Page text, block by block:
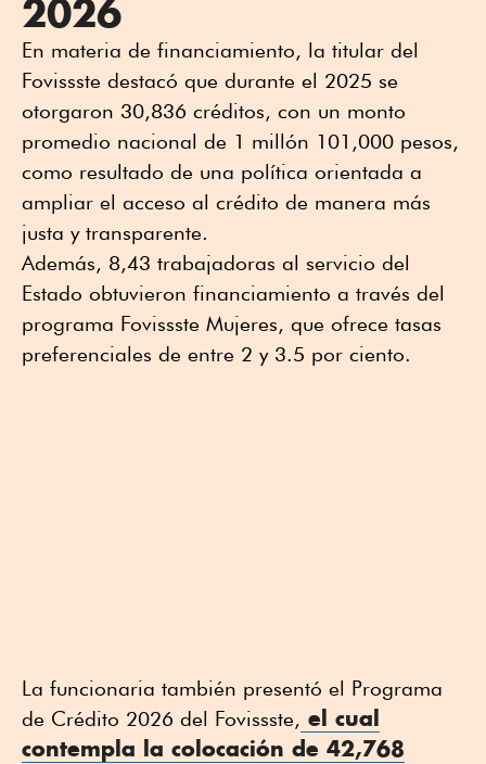
2026
En materia de financiamiento, la titular del
Fovissste destacó que durante el 2025 se
otorgaron 30,836 créditos, con un monto
promedio nacional de 1 millón 101,000 pesos,
como resultado de una política orientada a
ampliar el acceso al crédito de manera más
justa y transparente.
Además, 8,43 trabajadoras al servicio del
Estado obtuvieron financiamiento a través del
programa Fovissste Mujeres, que ofrece tasas
preferenciales de entre 2 y 3.5 por ciento.
La funcionaria también presentó el Programa
de Crédito 2026 del Fovissste, el cual
contempla la colocación de 42,768